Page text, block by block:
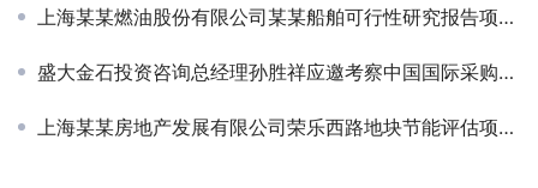
上海某某燃油股份有限公司某某船舶可行性研究报告项目签约
盛大金石投资咨询总经理孙胜祥应邀考察中国国际采购中心
上海某某房地产发展有限公司荣乐西路地块节能评估项目签约